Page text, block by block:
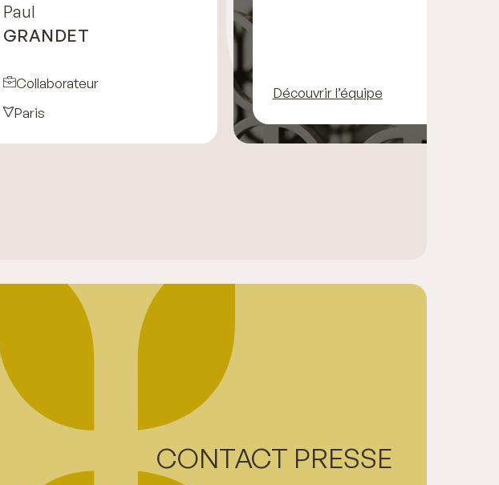
Paul
GRANDET
Collaborateur
Paris
Découvrir l’équipe
CONTACT PRESSE